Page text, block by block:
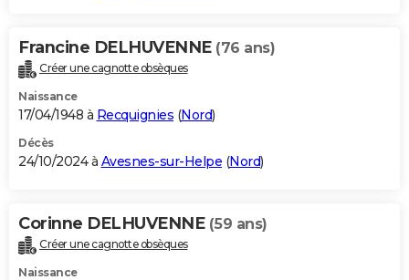
Carte de Noël
Carte Bonne année
Carte Saint-Valentin
Carte Pâques
Carte d'anniversaire
DICTIONNAIRE
Dictionnaire
Biographies
Citations
Expressions
Proverbes
PROGRAMME TV
S'inscrire
Se connecter
Lycées
Collèges
Primaires
Universités
Entreprises
Service militaire
Avis de recherche
AVIS DE DÉCÈS
Bricolage
Lifestyle
Culture
Sport
Auto
Television
Voyage
Cinema
Francine DELHUVENNE (76 ans)
Créer une cagnotte obsèques
Naissance
17/04/1948 à Recquignies (Nord)
Décès
24/10/2024 à Avesnes-sur-Helpe (Nord)
Corinne DELHUVENNE (59 ans)
Créer une cagnotte obsèques
Naissance